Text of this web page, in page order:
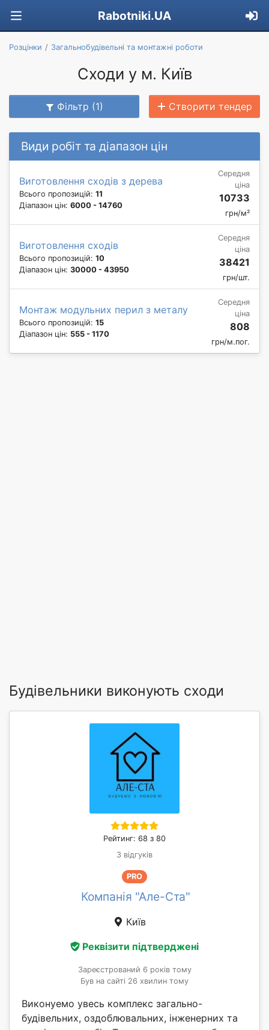
Rabotniki.UA
Розцінки Загальнобудівельні та монтажні роботи
Сходи у м. Київ
Фільтр (1) Створити тендер
Види робіт та діапазон цін
Виготовлення сходів з дерева
Всього пропозицій: 11
Діапазон цін: 6000 - 14760
Середня
ціна
10733
грн/м²
Виготовлення сходів
Всього пропозицій: 10
Діапазон цін: 30000 - 43950
Середня
ціна
38421
грн/шт.
Монтаж модульних перил з металу
Всього пропозицій: 15
Діапазон цін: 555 - 1170
Середня
ціна
808
грн/м.пог.
Будівельники виконують сходи
Рейтинг: 68 з 80
3 відгуків
PRO
Компанія "Але-Ста"
Київ
Реквізити підтверджені
Зареєстрований 6 років тому
Був на сайті 26 хвилин тому
Виконуемо увесь комплекс загально-
будівельних, оздоблювальних, інженерних та